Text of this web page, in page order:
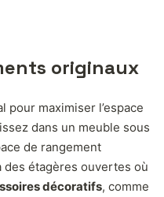
originaux
pour maximiser l’espace
dans un meuble sous
de rangement
des étagères ouvertes où
décoratifs, comme